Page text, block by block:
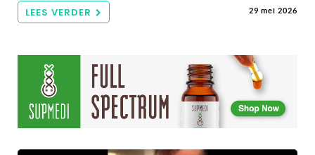
LEES VERDER 29 mei 2026